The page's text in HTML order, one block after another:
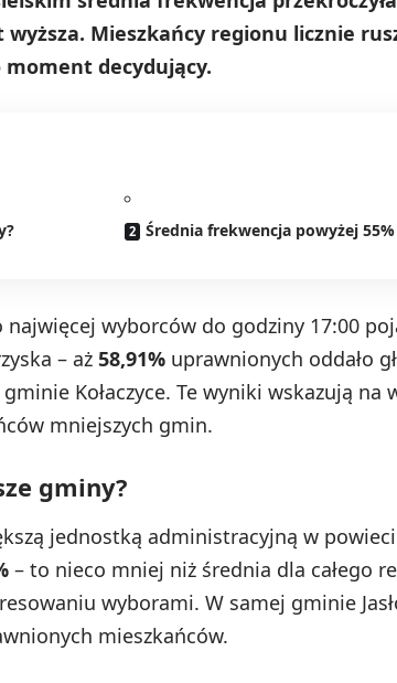
Mieszkańcy regionu licznie
decydujący.
Średnia frekwencja powyżej 55%
wyborców do godziny 17:00
– aż 58,91% uprawnionych oddało
Kołaczyce. Te wyniki wskazują na
mniejszych gmin.
gminy?
jednostką administracyjną w
– to nieco mniej niż średnia dla całego
wyborami. W samej gminie
mieszkańców.